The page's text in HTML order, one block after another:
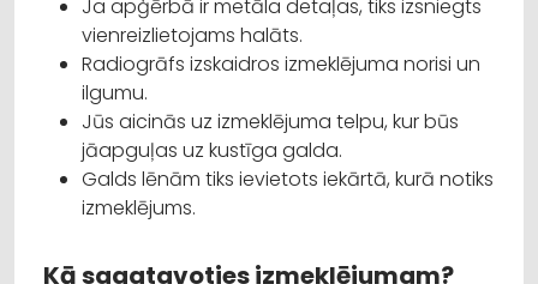
Ja apģērbā ir metāla detaļas, tiks izsniegts
vienreizlietojams halāts.
Radiogrāfs izskaidros izmeklējuma norisi un
ilgumu.
Jūs aicinās uz izmeklējuma telpu, kur būs
jāapguļas uz kustīga galda.
Galds lēnām tiks ievietots iekārtā, kurā notiks
izmeklējums.
Kā sagatavoties izmeklējumam?